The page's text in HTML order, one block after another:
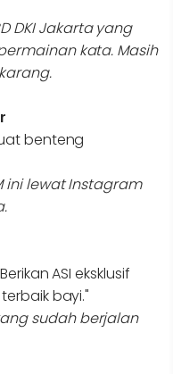
DKI Jakarta yang
kata. Masih
benteng
ini lewat Instagram
ASI eksklusif
bayi."
sudah berjalan